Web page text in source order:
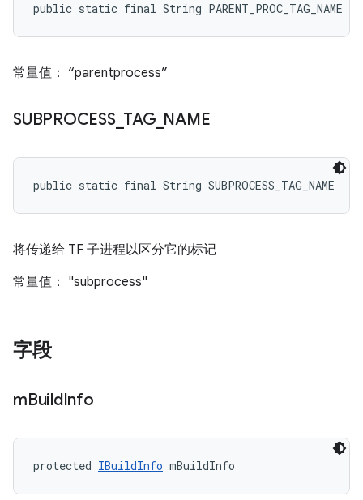
public static final String PARENT_PROC_TAG_NAME
常量值： “parentprocess”
SUBPROCESS_ TAG_ NAME
public static final String SUBPROCESS_TAG_NAME
将传递给 TF 子进程以区分它的标记
常量值： "subprocess"
字段
mBuildInfo
protected IBuildInfo mBuildInfo